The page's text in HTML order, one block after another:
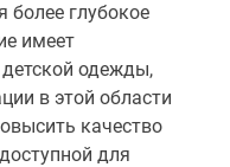
более глубокое
имеет
одежды,
в этой области
качество
для